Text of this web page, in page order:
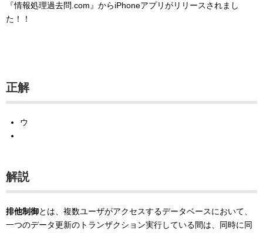
『情報処理過去問.com』からiPhoneアプリがリリースされまし
た！！
正解
ウ
解説
排他制御とは、複数ユーザがアクセスするデータベースにおいて、
一つのデータ更新のトランザクション実行している間は、同時に同